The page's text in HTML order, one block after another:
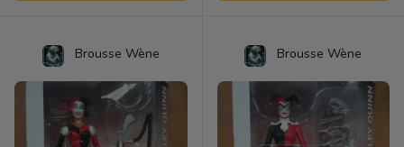
Brousse Wène Brousse Wène